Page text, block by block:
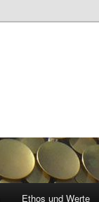
Ethos und Werte